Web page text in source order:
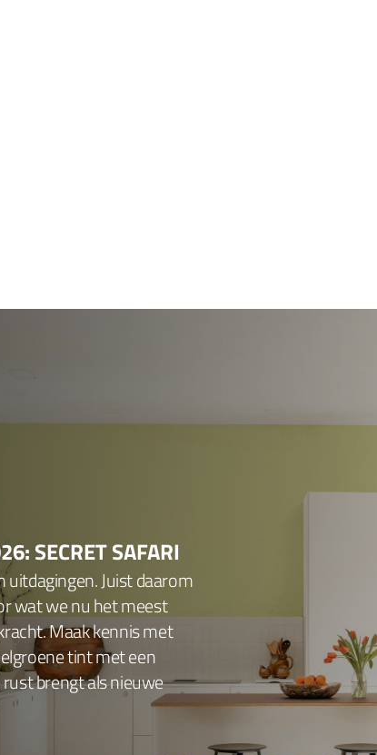
SECRET SAFARI
uitdagingen. Juist daarom
wat we nu het meest
Maak kennis met
tint met een
brengt als nieuwe